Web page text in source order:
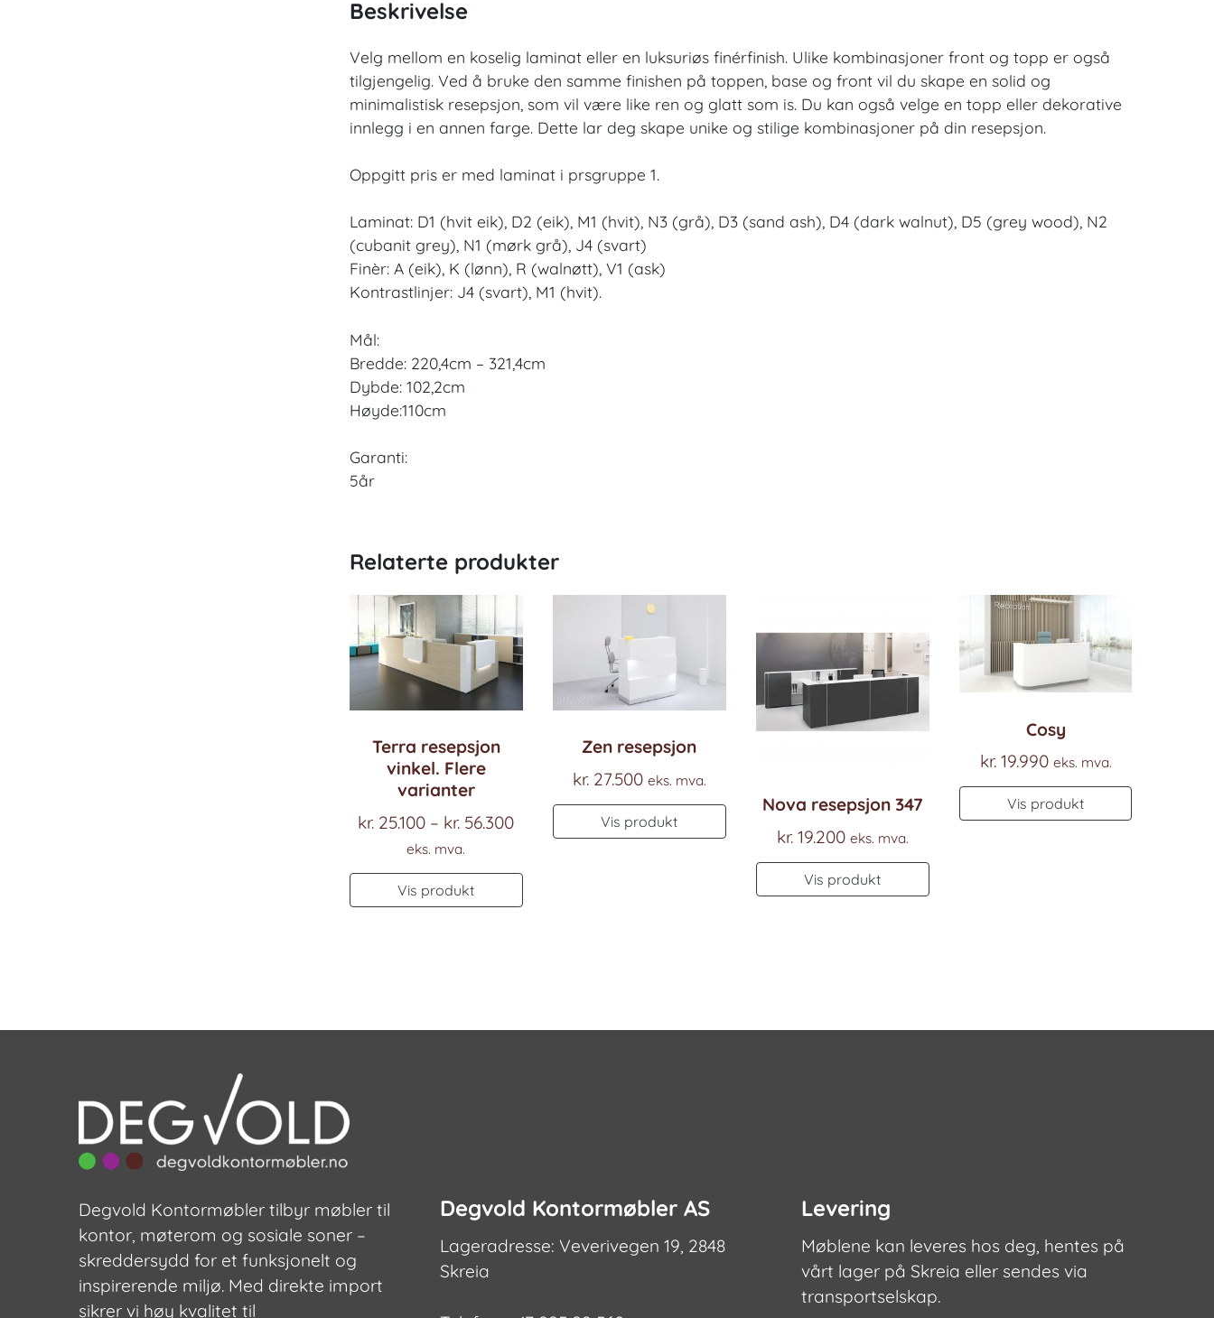
Beskrivelse
Velg mellom en koselig laminat eller en luksuriøs finérfinish. Ulike kombinasjoner front og topp er også
tilgjengelig. Ved å bruke den samme finishen på toppen, base og front vil du skape en solid og
minimalistisk resepsjon, som vil være like ren og glatt som is. Du kan også velge en topp eller dekorative
innlegg i en annen farge. Dette lar deg skape unike og stilige kombinasjoner på din resepsjon.
Oppgitt pris er med laminat i prsgruppe 1.
Laminat: D1 (hvit eik), D2 (eik), M1 (hvit), N3 (grå), D3 (sand ash), D4 (dark walnut), D5 (grey wood), N2
(cubanit grey), N1 (mørk grå), J4 (svart)
Finèr: A (eik), K (lønn), R (walnøtt), V1 (ask)
Kontrastlinjer: J4 (svart), M1 (hvit).
Mål:
Bredde: 220,4cm – 321,4cm
Dybde: 102,2cm
Høyde:110cm
Garanti:
5år
Relaterte produkter
Terra resepsjon
vinkel. Flere
varianter
kr. 25.100 – kr. 56.300Prisområde:
til
eks. mva.
Vis produkt
Dette
produktet
kan
Zen resepsjon
kr.27.500 eks. mva.
Vis produkt
Nova resepsjon 347
kr.19.200 eks. mva.
Vis produkt
Cosy
kr.19.990 eks. mva.
Vis produkt
Degvold Kontormøbler tilbyr møbler til
kontor, møterom og sosiale soner –
skreddersydd for et funksjonelt og
inspirerende miljø. Med direkte import
sikrer vi høy kvalitet til
Degvold Kontormøbler AS
Lageradresse: Veverivegen 19, 2848
Skreia
Levering
Møblene kan leveres hos deg, hentes på
vårt lager på Skreia eller sendes via
transportselskap.